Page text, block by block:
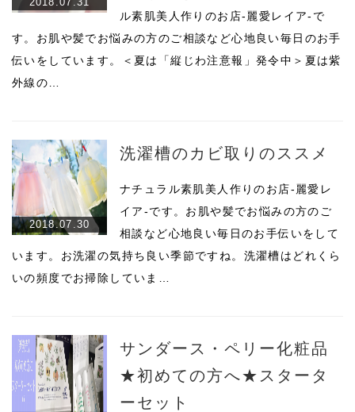
ル素肌美人作りのお店-麗愛レイア-で
す。お肌や髪でお悩みの方のご相談など心地良い毎日のお手
伝いをしています。＜夏は「縦じわ注意報」発令中＞夏は紫
外線の…
2018.07.30
洗濯槽のカビ取りのススメ
ナチュラル素肌美人作りのお店-麗愛レ
イア-です。お肌や髪でお悩みの方のご
相談など心地良い毎日のお手伝いをして
います。お洗濯の気持ち良い季節ですね。洗濯槽はどれくら
いの頻度でお掃除していま…
サンダース・ペリー化粧品
★初めての方へ★スタータ
ーセット